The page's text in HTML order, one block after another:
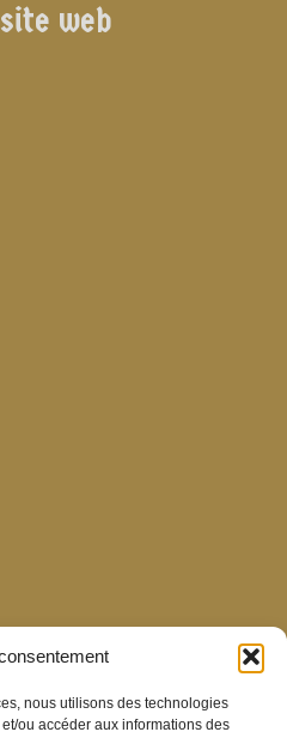
nous utilisons des technologies
ou accéder aux informations des
web